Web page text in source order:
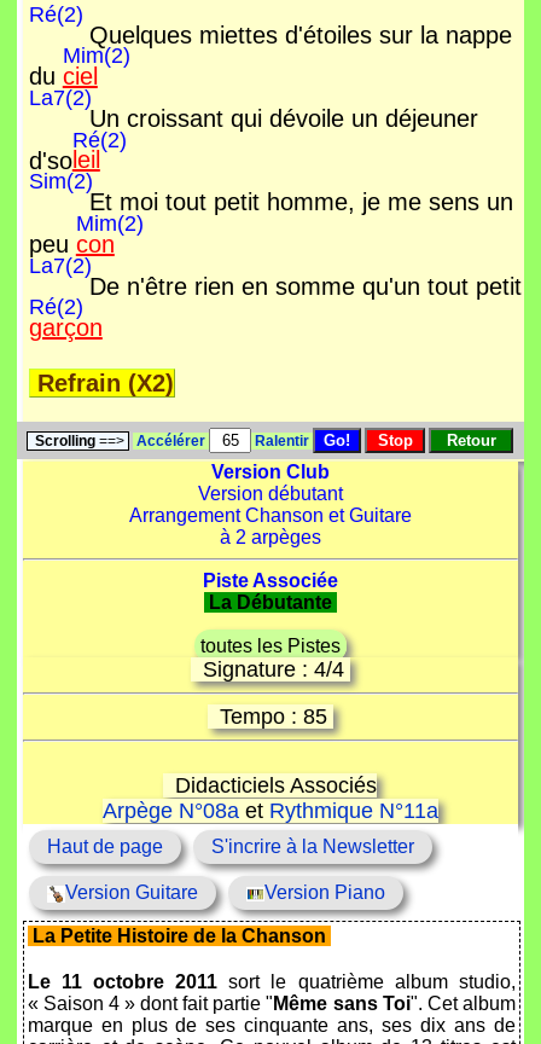
Ré(2)
Quelques miettes d'étoiles sur la nappe
du
Mim(2)
ciel
La7(2)
Un croissant qui dévoile un déjeuner
d'so
Ré(2)
leil
Sim(2)
Et moi tout petit homme, je me sens un
peu
Mim(2)
con
La7(2)
De n'être rien en somme qu'un tout petit
Ré(2)
garçon
Refrain (X2)
Scrolling==> Accélérer Ralentir
Version Club
Version débutant
Arrangement Chanson et Guitare
à 2 arpèges
Piste Associée
La Débutante
toutes les Pistes
Signature : 4/4
Tempo : 85
Didacticiels Associés
Arpège N°08aet Rythmique N°11a
Haut de page S'incrire à la Newsletter
Version Guitare Version Piano
La Petite Histoire de la Chanson
Le 11 octobre 2011 sort le quatrième album studio,
« Saison 4 » dont fait partie " Même sans Toi". Cet album
marque en plus de ses cinquante ans, ses dix ans de